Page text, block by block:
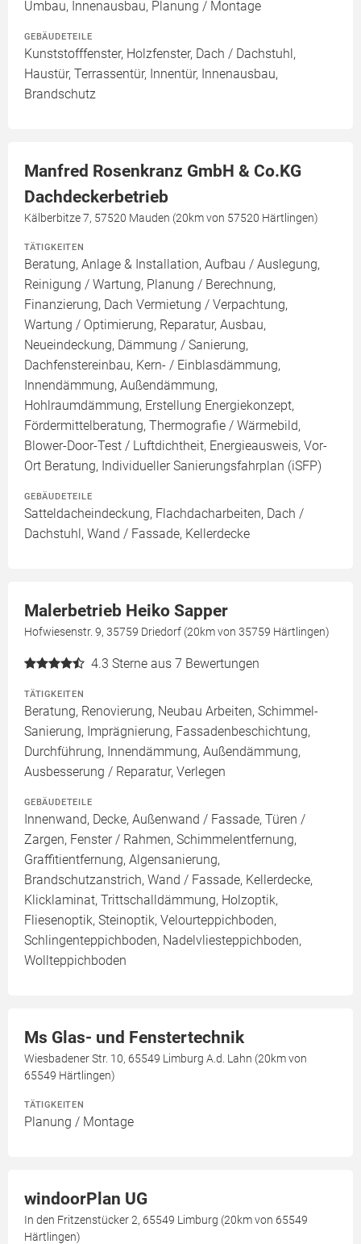
Umbau, Innenausbau, Planung / Montage
GEBÄUDETEILE
Kunststofffenster, Holzfenster, Dach / Dachstuhl,
Haustür, Terrassentür, Innentür, Innenausbau,
Brandschutz
Manfred Rosenkranz GmbH & Co.KG
Dachdeckerbetrieb
Kälberbitze 7, 57520 Mauden (20km von 57520 Härtlingen)
TÄTIGKEITEN
Beratung, Anlage & Installation, Aufbau / Auslegung,
Reinigung / Wartung, Planung / Berechnung,
Finanzierung, Dach Vermietung / Verpachtung,
Wartung / Optimierung, Reparatur, Ausbau,
Neueindeckung, Dämmung / Sanierung,
Dachfenstereinbau, Kern- / Einblasdämmung,
Innendämmung, Außendämmung,
Hohlraumdämmung, Erstellung Energiekonzept,
Fördermittelberatung, Thermografie / Wärmebild,
Blower-Door-Test / Luftdichtheit, Energieausweis, Vor-
Ort Beratung, Individueller Sanierungsfahrplan (iSFP)
GEBÄUDETEILE
Satteldacheindeckung, Flachdacharbeiten, Dach /
Dachstuhl, Wand / Fassade, Kellerdecke
Malerbetrieb Heiko Sapper
Hofwiesenstr. 9, 35759 Driedorf (20km von 35759 Härtlingen)
4.3 Sterne aus 7 Bewertungen
TÄTIGKEITEN
Beratung, Renovierung, Neubau Arbeiten, Schimmel-
Sanierung, Imprägnierung, Fassadenbeschichtung,
Durchführung, Innendämmung, Außendämmung,
Ausbesserung / Reparatur, Verlegen
GEBÄUDETEILE
Innenwand, Decke, Außenwand / Fassade, Türen /
Zargen, Fenster / Rahmen, Schimmelentfernung,
Graffitientfernung, Algensanierung,
Brandschutzanstrich, Wand / Fassade, Kellerdecke,
Klicklaminat, Trittschalldämmung, Holzoptik,
Fliesenoptik, Steinoptik, Velourteppichboden,
Schlingenteppichboden, Nadelvliesteppichboden,
Wollteppichboden
Ms Glas- und Fenstertechnik
Wiesbadener Str. 10, 65549 Limburg A.d. Lahn (20km von
65549 Härtlingen)
TÄTIGKEITEN
Planung / Montage
windoorPlan UG
In den Fritzenstücker 2, 65549 Limburg (20km von 65549
Härtlingen)